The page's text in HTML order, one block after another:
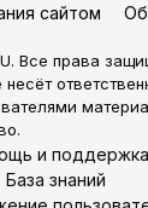
сайтом
Все права
и поддержка
База знаний